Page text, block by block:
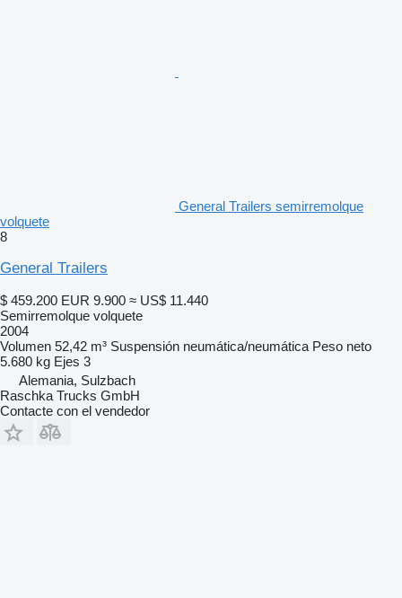
General Trailers semirremolque
volquete
8
General Trailers
$ 459.200 EUR 9.900 ≈ US$ 11.440
Semirremolque volquete
2004
Volumen 52,42 m³ Suspensión neumática/neumática Peso neto
5.680 kg Ejes 3
Alemania, Sulzbach
Raschka Trucks GmbH
Contacte con el vendedor